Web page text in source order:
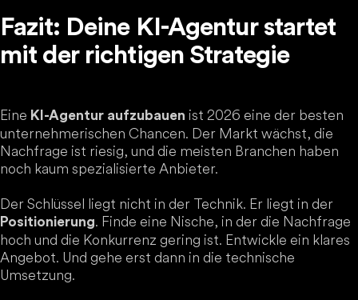
Fazit: Deine KI-Agentur startet
mit der richtigen Strategie
Eine KI-Agentur aufzubauen ist 2026 eine der besten
unternehmerischen Chancen. Der Markt wächst, die
Nachfrage ist riesig, und die meisten Branchen haben
noch kaum spezialisierte Anbieter.
Der Schlüssel liegt nicht in der Technik. Er liegt in der
Positionierung. Finde eine Nische, in der die Nachfrage
hoch und die Konkurrenz gering ist. Entwickle ein klares
Angebot. Und gehe erst dann in die technische
Umsetzung.